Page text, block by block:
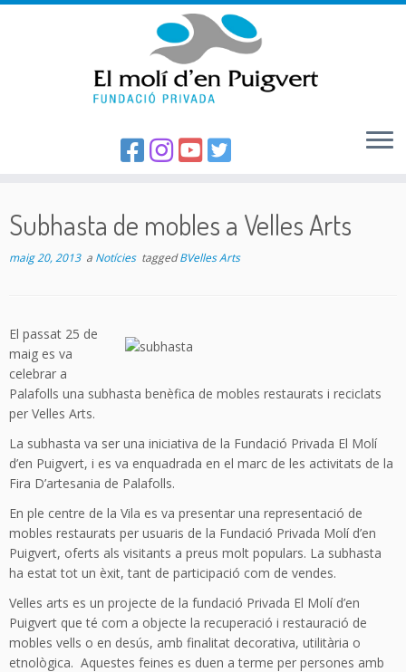
content
Subhasta de mobles a Velles Arts
maig 20, 2013a Notícies taggedBVelles Arts
El passat 25 de
maig es va
celebrar a
Palafolls una subhasta benèfica de mobles restaurats i reciclats
per Velles Arts.
La subhasta va ser una iniciativa de la Fundació Privada El Molí
d’en Puigvert, i es va enquadrada en el marc de les activitats de la
Fira D’artesania de Palafolls.
En ple centre de la Vila es va presentar una representació de
mobles restaurats per usuaris de la Fundació Privada Molí d’en
Puigvert, oferts als visitants a preus molt populars. La subhasta
ha estat tot un èxit, tant de participació com de vendes.
Velles arts es un projecte de la fundació Privada El Molí d’en
Puigvert que té com a objecte la recuperació i restauració de
mobles vells o en desús, amb finalitat decorativa, utilitària o
etnològica. Aquestes feines es duen a terme per persones amb